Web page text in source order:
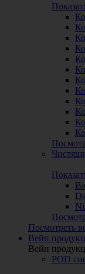
Посмотреть
Вейп
Вейп
POD